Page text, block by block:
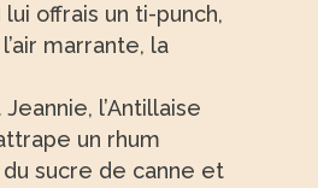
offrais un ti-punch,
marrante, la
l’Antillaise
un rhum
sucre de canne et